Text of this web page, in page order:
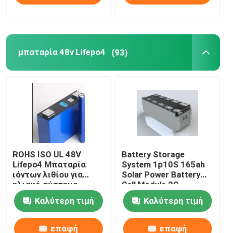
μπαταρία 48v Lifepo4 (93)
ROHS ISO UL 48V
Lifepo4 Μπαταρία
ιόντων λιθίου για
ηλιακό σύστημα
Καλύτερη τιμή
επαφή
Battery Storage
System 1p10S 165ah
Solar Power Battery
Cell Module 2C
Καλύτερη τιμή
επαφή